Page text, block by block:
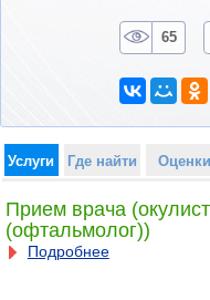
65
Услуги Где найти
Прием врача (окулист
(офтальмолог))
Подробнее